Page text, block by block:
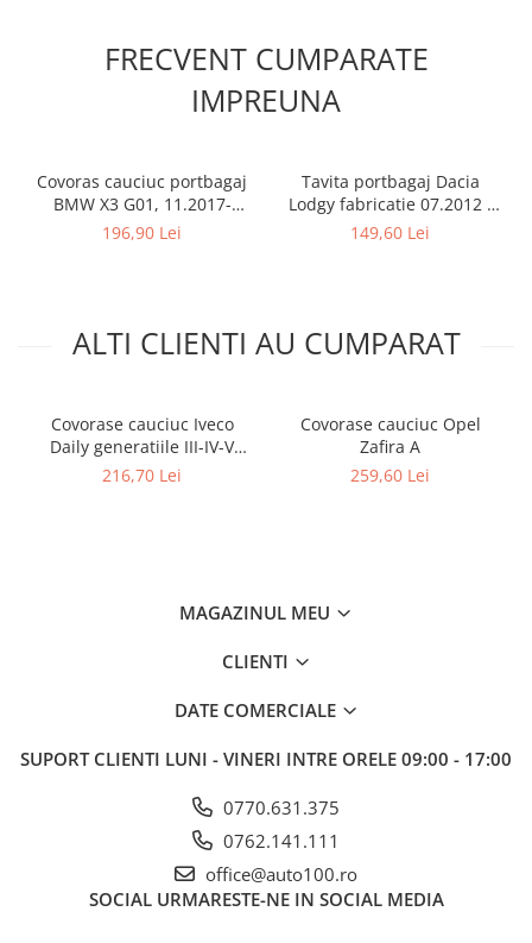
FRECVENT CUMPARATE
IMPREUNA
Covoras cauciuc portbagaj
BMW X3 G01, 11.2017-
prezent, Rigum RKK Cehia
196,90 Lei
Tavita portbagaj Dacia
Lodgy fabricatie 07.2012 -
prezent (7 locuri)
149,60 Lei
ALTI CLIENTI AU CUMPARAT
Covorase cauciuc Iveco
Daily generatiile III-IV-V
2000-06.2014, Gumarny
216,70 Lei
Covorase cauciuc Opel
Zafira A
259,60 Lei
MAGAZINUL MEU
CLIENTI
DATE COMERCIALE
SUPORT CLIENTI LUNI - VINERI INTRE ORELE 09:00 - 17:00
0770.631.375
0762.141.111
office@auto100.ro
SOCIAL URMARESTE-NE IN SOCIAL MEDIA